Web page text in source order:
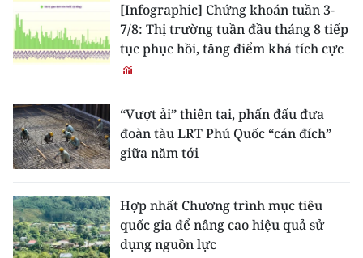
[Infographic] Chứng khoán tuần 3-
7/8: Thị trường tuần đầu tháng 8 tiếp
tục phục hồi, tăng điểm khá tích cực
“Vượt ải” thiên tai, phấn đấu đưa
đoàn tàu LRT Phú Quốc “cán đích”
giữa năm tới
Hợp nhất Chương trình mục tiêu
quốc gia để nâng cao hiệu quả sử
dụng nguồn lực